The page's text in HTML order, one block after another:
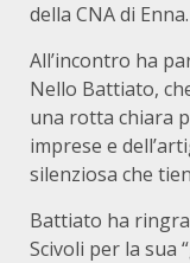
della CNA di Enna.
All’incontro ha
Nello Battiato,
una rotta chiara
imprese e
silenziosa che
Battiato ha
Scivoli per la sua